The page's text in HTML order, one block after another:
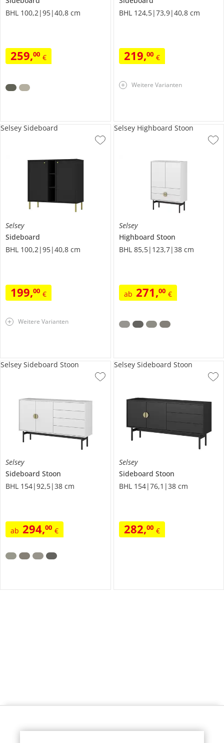
BHL 100,2|95|40,8 cm
259,00 €
BHL 124,5|73,9|40,8 cm
219,00 €
Weitere Varianten
Selsey
Sideboard
BHL 100,2|95|40,8 cm
199,00 €
Selsey Sideboard
Weitere Varianten
Selsey
Highboard Stoon
BHL 85,5|123,7|38 cm
ab 271,00 €
Selsey Highboard Stoon
Selsey
Sideboard Stoon
BHL 154|92,5|38 cm
ab 294,00 €
Selsey Sideboard Stoon
Selsey
Sideboard Stoon
BHL 154|76,1|38 cm
282,00 €
Selsey Sideboard Stoon